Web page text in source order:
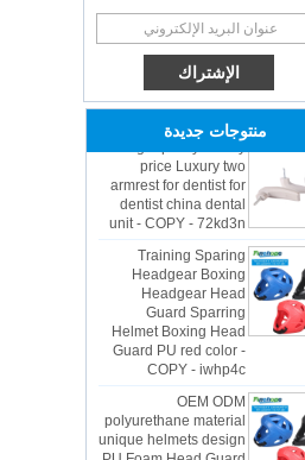
منتوجات جديدة
OEM ODM
polyurethane material
unique helmets 2025
design PU Foam Head
Guard - COPY - sbtssd
High quality factory
price Luxury two
armrest for dentist for
dentist china dental
unit - COPY - 72kd3n
Training Sparing
Headgear Boxing
Headgear Head
Guard Sparring
Helmet Boxing Head
Guard PU red color -
COPY - iwhp4c
OEM ODM
polyurethane material
unique helmets design
PU Foam Head Guard
- COPY - gdfoa2